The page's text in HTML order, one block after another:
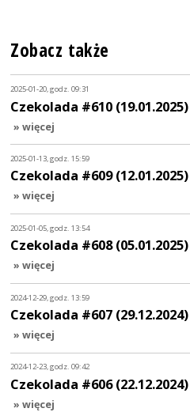
Zobacz także
2025-01-20, godz. 09:31
Czekolada #610 (19.01.2025)
» więcej
2025-01-13, godz. 15:59
Czekolada #609 (12.01.2025)
» więcej
2025-01-05, godz. 13:54
Czekolada #608 (05.01.2025)
» więcej
2024-12-29, godz. 13:59
Czekolada #607 (29.12.2024)
» więcej
2024-12-23, godz. 09:42
Czekolada #606 (22.12.2024)
» więcej